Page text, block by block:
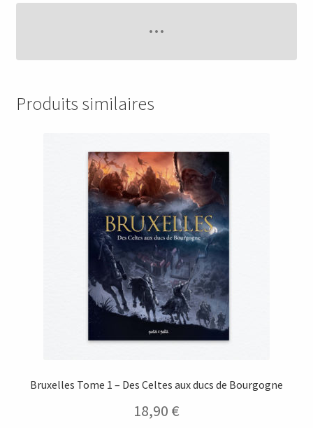
Produits similaires
Bruxelles Tome 1 – Des Celtes aux ducs de Bourgogne
18,90 €